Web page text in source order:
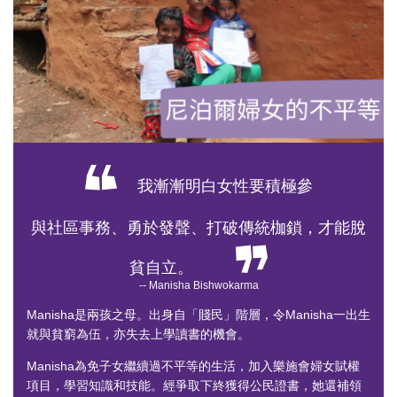
我漸漸明白女性要積極參
與社區事務、勇於發聲、打破傳統枷鎖，才能脫
貧自立。
-- Manisha Bishwokarma
Manisha是兩孩之母。出身自「賤民」階層，令Manisha一出生
就與貧窮為伍，亦失去上學讀書的機會。
Manisha為免子女繼續過不平等的生活，加入樂施會婦女賦權
項目，學習知識和技能。經爭取下終獲得公民證書，她還補領